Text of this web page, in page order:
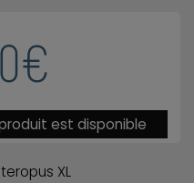
est disponible
XL